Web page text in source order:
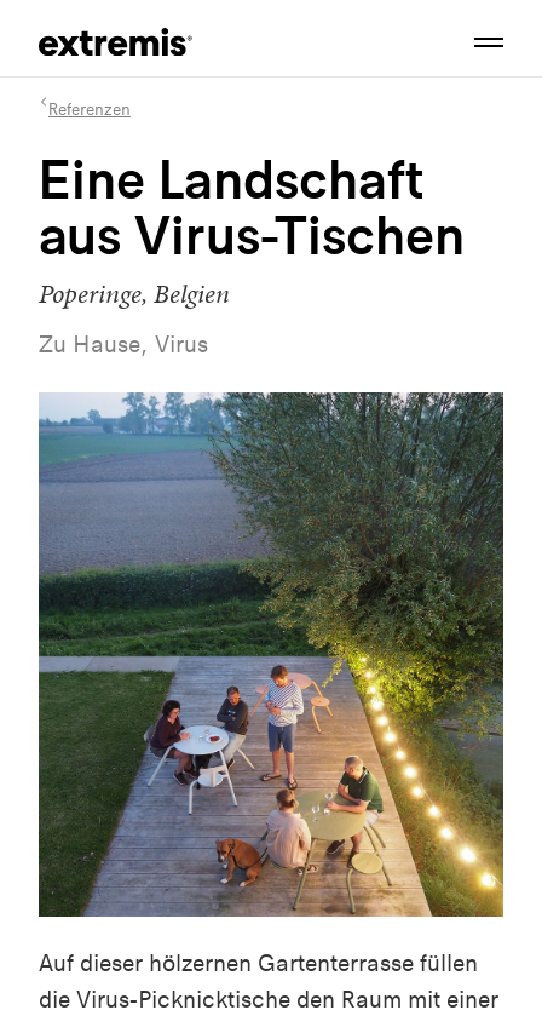
Referenzen
Eine Landschaft
aus Virus-Tischen
Poperinge, Belgien
Zu Hause, Virus
Auf dieser hölzernen Gartenterrasse füllen
die Virus-Picknicktische den Raum mit einer